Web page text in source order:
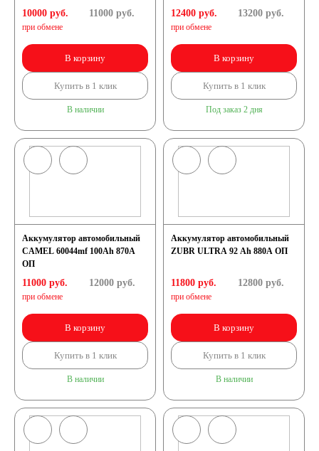
(353x175x190) L5
10000 руб.
при обмене
11000руб.
В корзину
Купить в 1 клик
В наличии
12400 руб.
при обмене
13200руб.
В корзину
Купить в 1 клик
Под заказ 2 дня
Аккумулятор автомобильный
CAMEL 60044mf 100Ah 870A
ОП
11000 руб.
при обмене
12000руб.
В корзину
Купить в 1 клик
В наличии
Аккумулятор автомобильный
ZUBR ULTRA 92 Ah 880A ОП
11800 руб.
при обмене
12800руб.
В корзину
Купить в 1 клик
В наличии